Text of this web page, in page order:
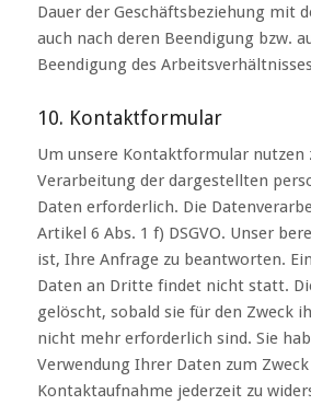
Dauer der Geschäftsbeziehung mit
auch nach deren Beendigung bzw.
Beendigung des
10. Kontaktformular
Um unsere Kontaktformular nutzen
Verarbeitung der dargestellten
Daten erforderlich. Die
Artikel 6 Abs. 1 f) DSGVO. Unser
ist, Ihre Anfrage zu beantworten.
Daten an Dritte findet nicht statt.
gelöscht, sobald sie für den Zweck
nicht mehr erforderlich sind. Sie
Verwendung Ihrer Daten zum
Kontaktaufnahme jederzeit zu